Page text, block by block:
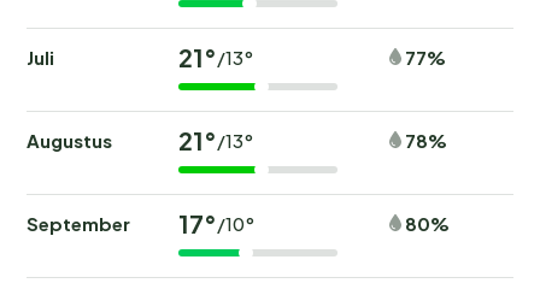
Juli 21°/13° 77%
Augustus 21°/13° 78%
September 17°/10° 80%